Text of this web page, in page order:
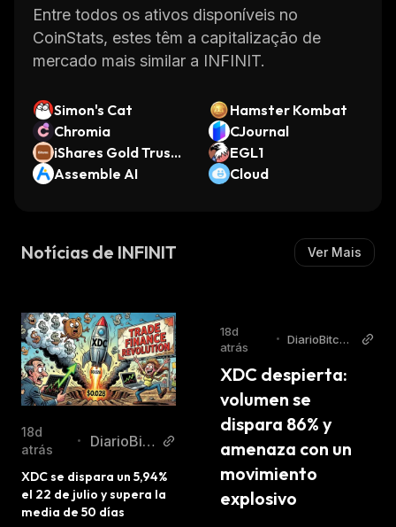
Entre todos os ativos disponíveis no
CoinStats, estes têm a capitalização de
mercado mais similar a INFINIT.
Simon's Cat
Hamster Kombat
Chromia
CJournal
iShares Gold Trust
(Ondo Tokenized St
EGL1
Assemble AI
Cloud
Notícias de INFINIT Ver Mais
18d
atrás
•
DiarioBitc
XDC se dispara un 5,94%
el 22 de julio y supera la
media de 50 días
18d
atrás
•
DiarioBitcoi
XDC despierta:
volumen se
dispara 86% y
amenaza con un
movimiento
explosivo